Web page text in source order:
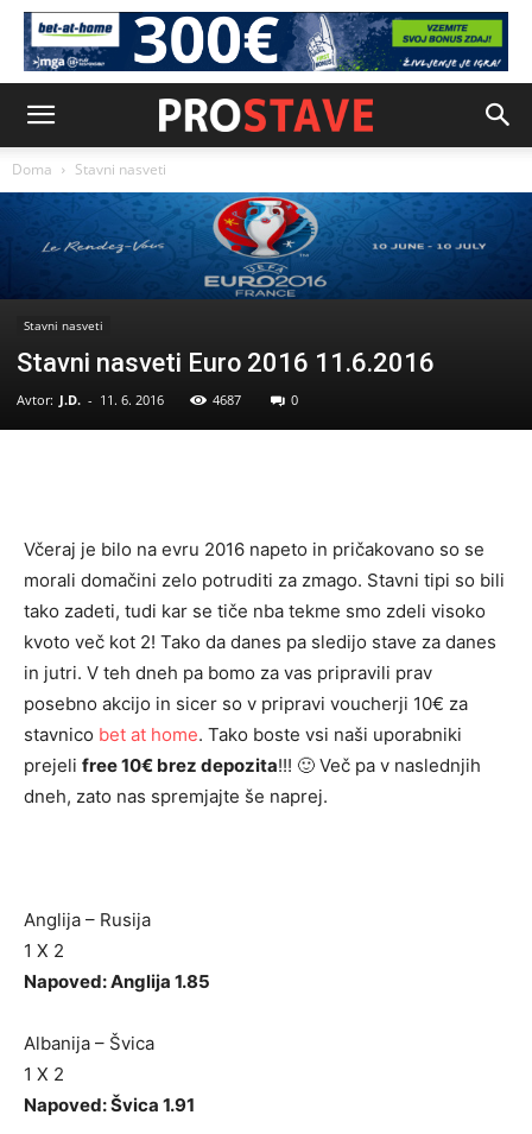
Doma Stavni nasveti
Stavni nasveti
Stavni nasveti Euro 2016 11.6.2016
Avtor: J.D. - 11. 6. 2016 4687 0
Včeraj je bilo na evru 2016 napeto in pričakovano so se
morali domačini zelo potruditi za zmago. Stavni tipi so bili
tako zadeti, tudi kar se tiče nba tekme smo zdeli visoko
kvoto več kot 2! Tako da danes pa sledijo stave za danes
in jutri. V teh dneh pa bomo za vas pripravili prav
posebno akcijo in sicer so v pripravi voucherji 10€ za
stavnico bet at home. Tako boste vsi naši uporabniki
prejeli free 10€ brez depozita!!! 🙂 Več pa v naslednjih
dneh, zato nas spremjajte še naprej.
Anglija – Rusija
1 X 2
Napoved: Anglija 1.85
Albanija – Švica
1 X 2
Napoved: Švica 1.91